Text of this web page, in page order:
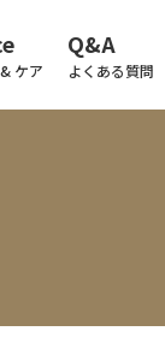
ケア
Q&A
よくある質問